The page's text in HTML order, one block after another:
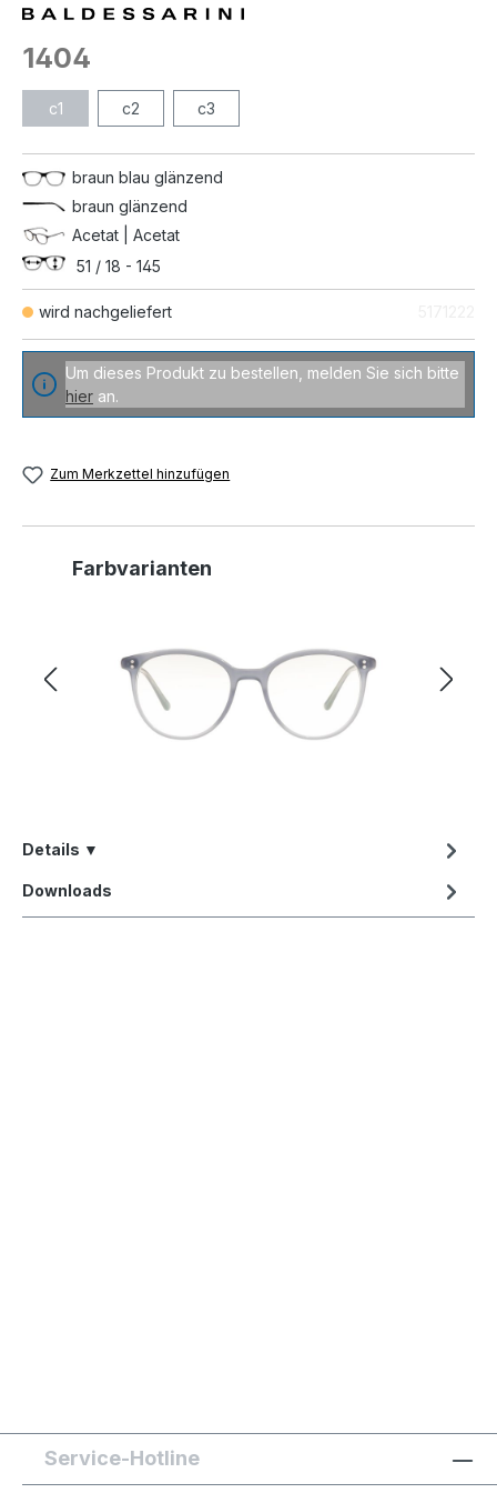
wird nachgeliefert
1404
c1 c2 c3
braun blau glänzend
braun glänzend
Acetat | Acetat
51 / 18 - 145
Um dieses Produkt zu bestellen, melden Sie sich bitte
hier an.
Zum Merkzettel hinzufügen
Produktgalerie überspringen
Farbvarianten
Details ▼
Downloads
Service-Hotline